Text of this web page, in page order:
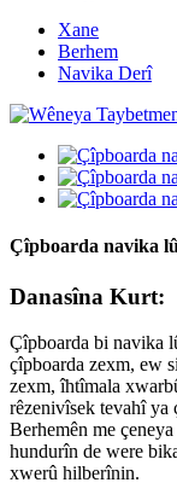
Xane
Berhem
Navika Derî
Çîpboarda navika
Danasîna Kurt:
Çîpboarda bi navika
çîpboarda zexm, ew
zexm, îhtîmala
rêzenivîsek tevahî ya
Berhemên me
hundurîn de were
xwerû hilberînin.